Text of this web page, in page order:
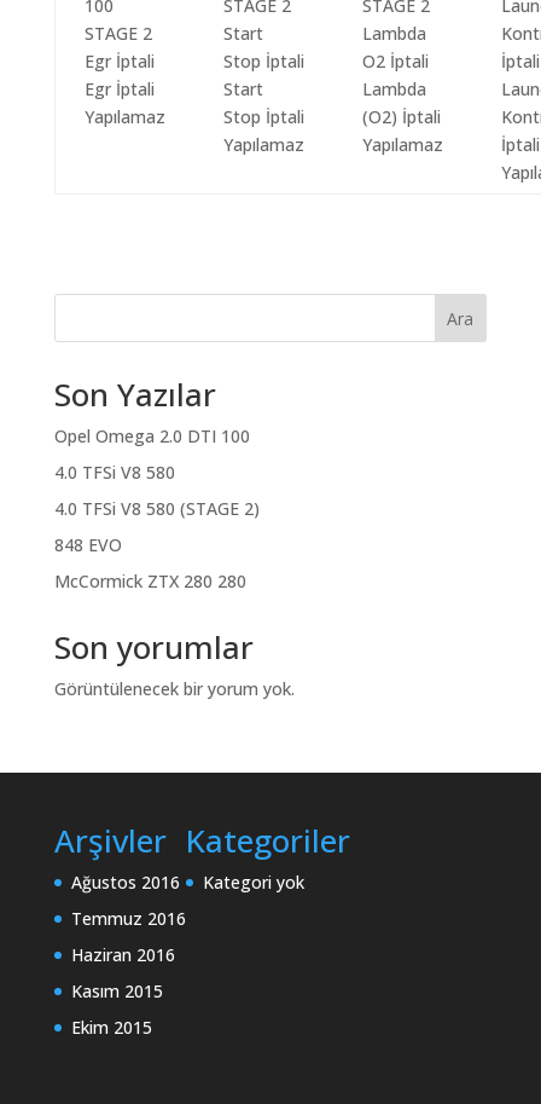
Egr İptali
Yapılamaz
Start
Stop İptali
Yapılamaz
Lambda
(O2) İptali
Yapılamaz
İptali
Ara
Son Yazılar
Opel Omega 2.0 DTI 100
4.0 TFSi V8 580
4.0 TFSi V8 580 (STAGE 2)
848 EVO
McCormick ZTX 280 280
Son yorumlar
Görüntülenecek bir yorum yok.
Arşivler
Ağustos 2016
Temmuz 2016
Haziran 2016
Kasım 2015
Ekim 2015
Kategoriler
Kategori yok